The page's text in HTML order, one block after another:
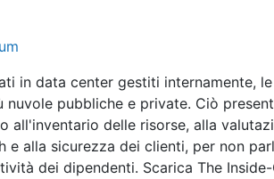
in data center gestiti internamente,
pubbliche e private. Ciò
all'inventario delle risorse, alla
e alla sicurezza dei clienti, per non
dei dipendenti. Scarica The